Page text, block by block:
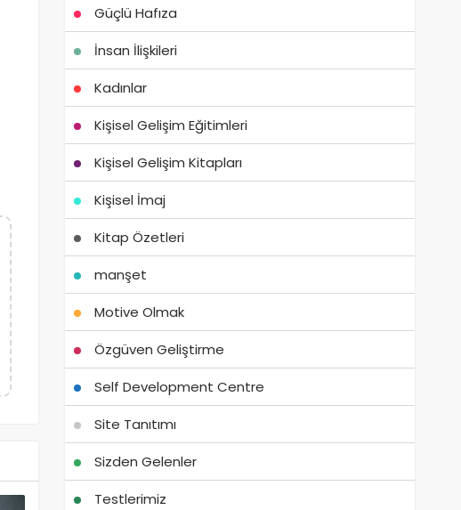
Güçlü Hafıza
İnsan İlişkileri
Kadınlar
Kişisel Gelişim Eğitimleri
Kişisel Gelişim Kitapları
Kişisel İmaj
Kitap Özetleri
manşet
Motive Olmak
Özgüven Geliştirme
Self Development Centre
Site Tanıtımı
Sizden Gelenler
Testlerimiz